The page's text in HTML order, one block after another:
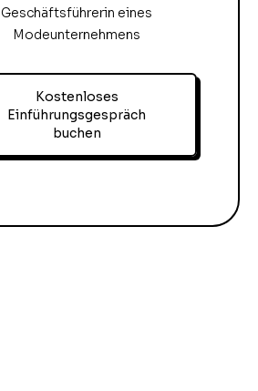
Geschäftsführerin eines
Modeunternehmens
Kostenloses
Einführungsgespräch
buchen